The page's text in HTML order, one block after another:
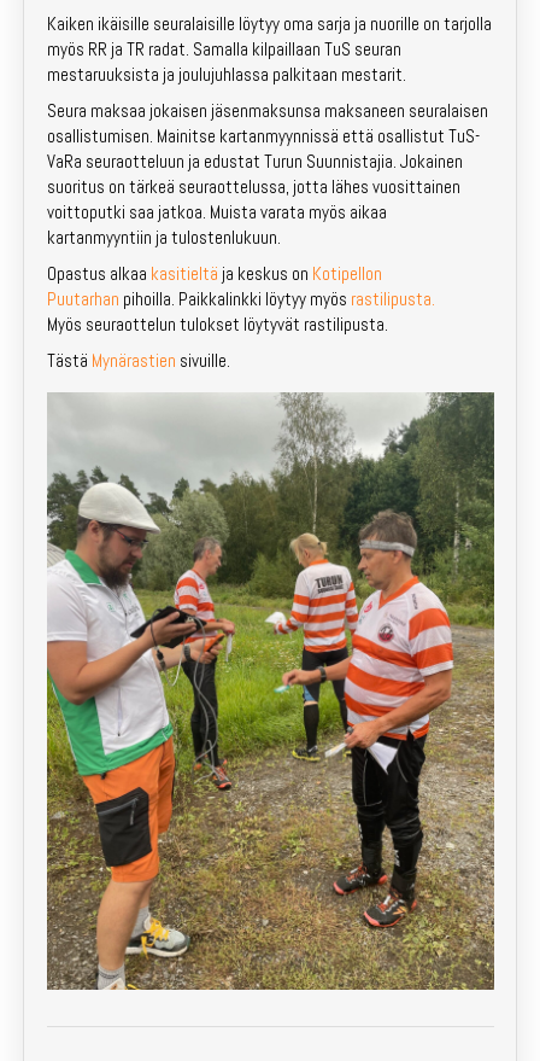
Kaiken ikäisille seuralaisille löytyy oma sarja ja nuorille on tarjolla
myös RR ja TR radat. Samalla kilpaillaan TuS seuran
mestaruuksista ja joulujuhlassa palkitaan mestarit.
Seura maksaa jokaisen jäsenmaksunsa maksaneen seuralaisen
osallistumisen. Mainitse kartanmyynnissä että osallistut TuS-
VaRa seuraotteluun ja edustat Turun Suunnistajia. Jokainen
suoritus on tärkeä seuraottelussa, jotta lähes vuosittainen
voittoputki saa jatkoa. Muista varata myös aikaa
kartanmyyntiin ja tulostenlukuun.
Opastus alkaa kasitieltä ja keskus on Kotipellon
Puutarhan pihoilla. Paikkalinkki löytyy myös rastilipusta.
Myös seuraottelun tulokset löytyvät rastilipusta.
Tästä Mynärastien sivuille.